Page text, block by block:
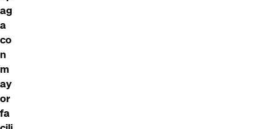
ag
a
co
n
m
ay
or
fa